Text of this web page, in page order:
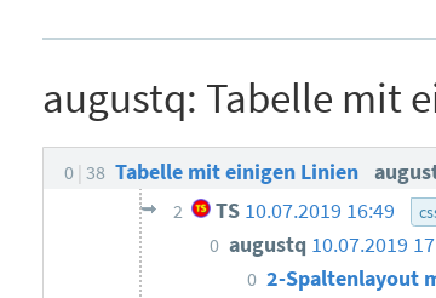
augustq: Tabelle mit
0 38 Tabelle mit einigen Linien
2 TS 10.07.2019 16:49
0 augustq 10.07.2019
0 2-Spaltenlayout